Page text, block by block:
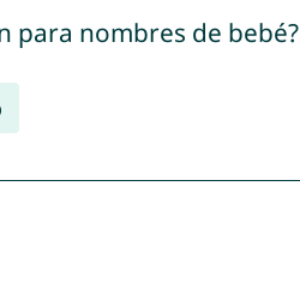
para nombres de bebé?